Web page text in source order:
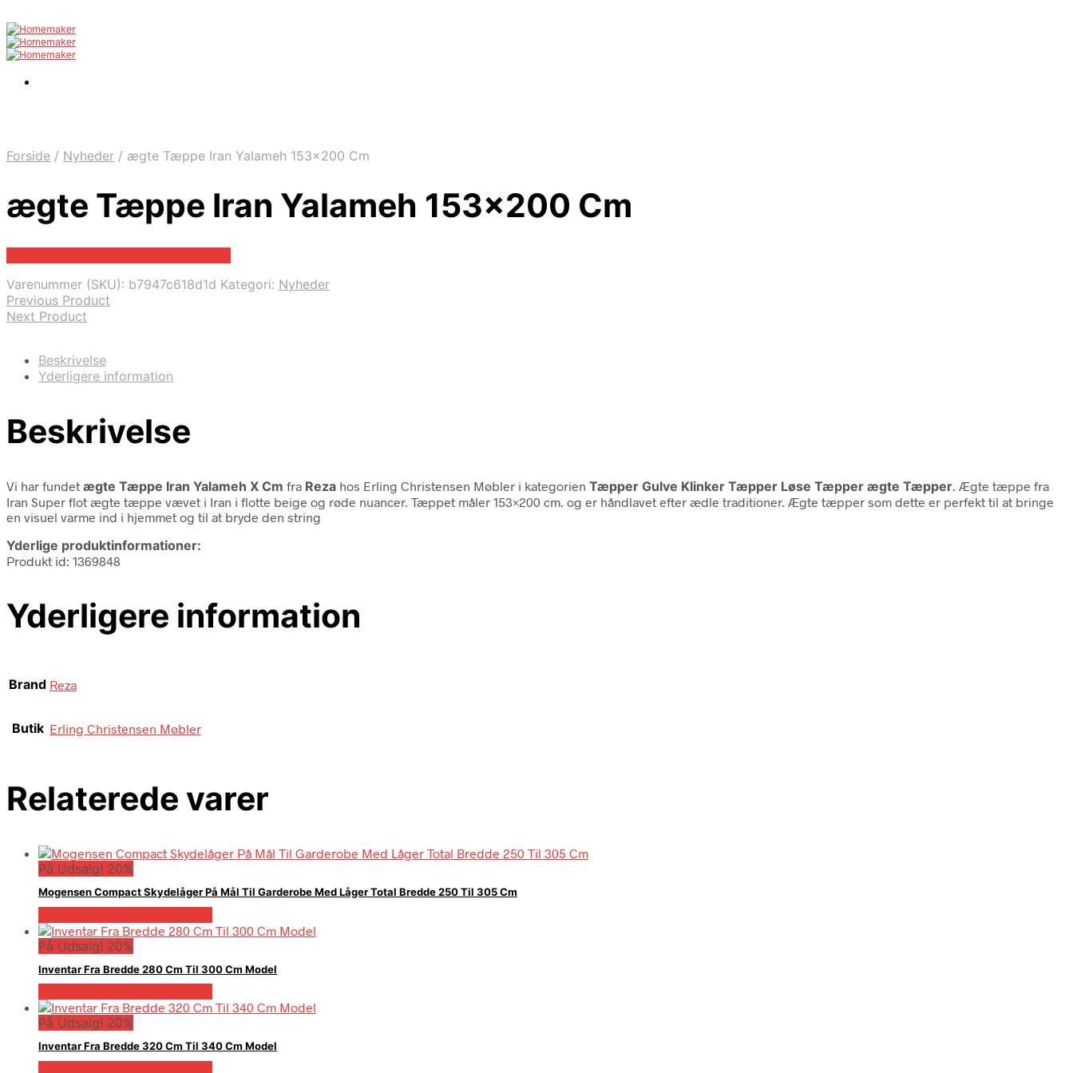
Forside / Nyheder / ægte Tæppe Iran Yalameh 153×200 Cm
ægte Tæppe Iran Yalameh 153×200 Cm
Varenummer (SKU): b7947c618d1d Kategori: Nyheder
Previous Product
Next Product
Beskrivelse
Yderligere information
Beskrivelse
Vi har fundet ægte Tæppe Iran Yalameh X Cm fra Reza hos Erling Christensen Møbler i kategorien Tæpper Gulve Klinker Tæpper Løse Tæpper ægte Tæpper . Ægte tæppe fra
Iran Super flot ægte tæppe vævet i Iran i flotte beige og røde nuancer. Tæppet måler 153×200 cm. og er håndlavet efter ædle traditioner. Ægte tæpper som dette er perfekt til at bringe
en visuel varme ind i hjemmet og til at bryde den string
Yderlige produktinformationer:
Produkt id: 1369848
Yderligere information
Brand Reza
Butik Erling Christensen Møbler
Relaterede varer
På Udsalg! 20%
Mogensen Compact Skydelåger På Mål Til Garderobe Med Låger Total Bredde 250 Til 305 Cm
På Udsalg! 20%
Inventar Fra Bredde 280 Cm Til 300 Cm Model
På Udsalg! 20%
Inventar Fra Bredde 320 Cm Til 340 Cm Model